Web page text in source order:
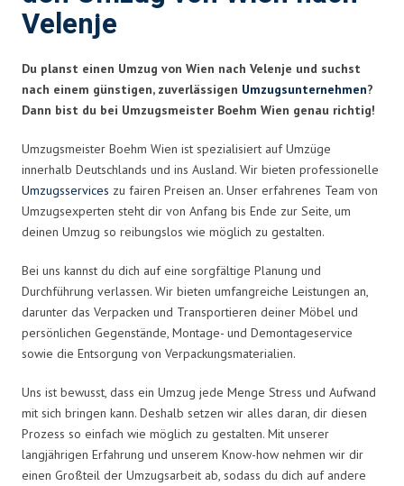
Velenje
Du planst einen Umzug von Wien nach Velenje und suchst
nach einem günstigen, zuverlässigen Umzugsunternehmen?
Dann bist du bei Umzugsmeister Boehm Wien genau richtig!
Umzugsmeister Boehm Wien ist spezialisiert auf Umzüge
innerhalb Deutschlands und ins Ausland. Wir bieten professionelle
Umzugsservices zu fairen Preisen an. Unser erfahrenes Team von
Umzugsexperten steht dir von Anfang bis Ende zur Seite, um
deinen Umzug so reibungslos wie möglich zu gestalten.
Bei uns kannst du dich auf eine sorgfältige Planung und
Durchführung verlassen. Wir bieten umfangreiche Leistungen an,
darunter das Verpacken und Transportieren deiner Möbel und
persönlichen Gegenstände, Montage- und Demontageservice
sowie die Entsorgung von Verpackungsmaterialien.
Uns ist bewusst, dass ein Umzug jede Menge Stress und Aufwand
mit sich bringen kann. Deshalb setzen wir alles daran, dir diesen
Prozess so einfach wie möglich zu gestalten. Mit unserer
langjährigen Erfahrung und unserem Know-how nehmen wir dir
einen Großteil der Umzugsarbeit ab, sodass du dich auf andere